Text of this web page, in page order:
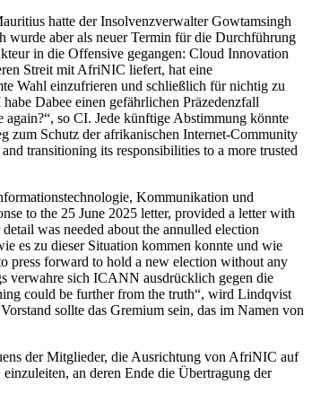
hatte der Insolvenzverwalter Gowtamsingh
wurde aber als neuer Termin für die Durchführung
in die Offensive gegangen: Cloud Innovation
Streit mit AfriNIC liefert, hat eine
Wahl einzufrieren und schließlich für nichtig zu
Dabee einen gefährlichen Präzedenzfall
so CI. Jede künftige Abstimmung könnte
zum Schutz der afrikanischen Internet-Community
transitioning its responsibilities to a more trusted
Kommunikation und
to the 25 June 2025 letter, provided a letter with
was needed about the annulled election
es zu dieser Situation kommen konnte und wie
press forward to hold a new election without any
verwahre sich ICANN ausdrücklich gegen die
could be further from the truth“, wird Lindqvist
sollte das Gremium sein, das im Namen von
der Mitglieder, die Ausrichtung von AfriNIC auf
an deren Ende die Übertragung der